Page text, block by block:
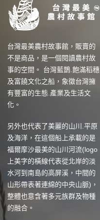
台灣最美農村故事館，販賣的
不是商品，是一個閱讀農村故
事的空間。 台灣藍鵲.飽滿稻穗
及富饒文化之船，象徵台灣擁
有豐富的生態.產業及生活文
化。
另外也代表了美麗的山川.平原
及海洋，在這個船上承載的是
福爾摩沙最美的山川河流(logo
上美字的橫線代表從北岸的淡
水河到南島的高屏溪，中間的
山形帶表著連綿的中央山脈)，
整體也意含著多元族群及物種
的融合。